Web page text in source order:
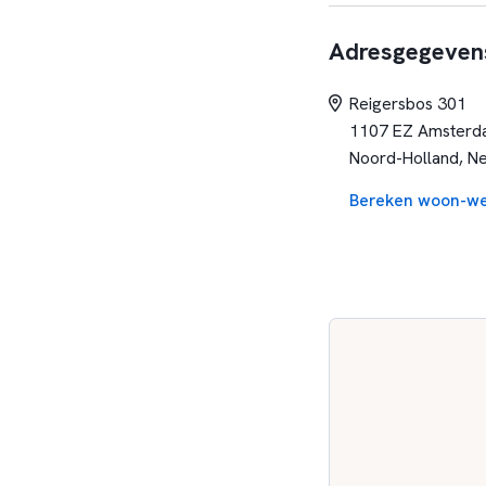
De Tamboerijn
met de metro en
leerlingen hanteren
Reigersbos 301
1107 EZ
Noord-Holland,
Bereken woon-